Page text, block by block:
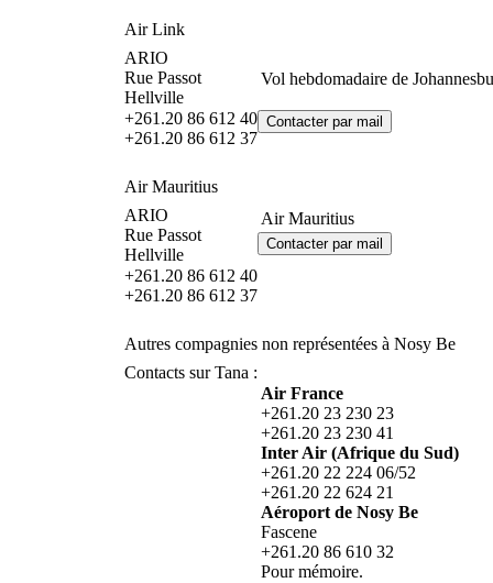
Air Link
ARIO
Rue Passot
Hellville
+261.20 86 612 40
+261.20 86 612 37
Vol hebdomadaire de
Air Mauritius
ARIO
Rue Passot
Hellville
+261.20 86 612 40
+261.20 86 612 37
Air Mauritius
Autres compagnies non représentées à Nosy Be
Contacts sur Tana :
Air France
+261.20 23 230 23
+261.20 23 230 41
Inter Air (Afrique du Sud)
+261.20 22 224 06/52
+261.20 22 624 21
Aéroport de Nosy Be
Fascene
+261.20 86 610 32
Pour mémoire.